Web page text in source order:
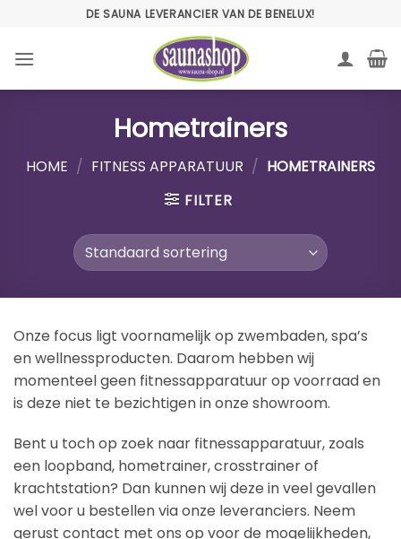
inhoud
DE SAUNA LEVERANCIER VAN DE BENELUX!
Hometrainers
HOME / FITNESS APPARATUUR / HOMETRAINERS
FILTER
Onze focus ligt voornamelijk op zwembaden, spa’s
en wellnessproducten. Daarom hebben wij
momenteel geen fitnessapparatuur op voorraad en
is deze niet te bezichtigen in onze showroom.
Bent u toch op zoek naar fitnessapparatuur, zoals
een loopband, hometrainer, crosstrainer of
krachtstation? Dan kunnen wij deze in veel gevallen
wel voor u bestellen via onze leveranciers. Neem
gerust contact met ons op voor de mogelijkheden,